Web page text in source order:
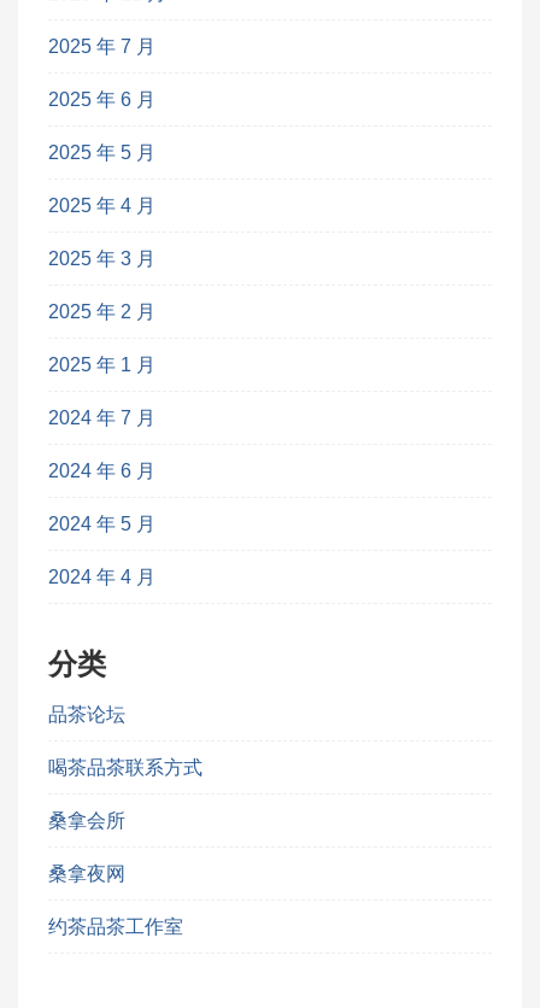
2025 年 7 月
2025 年 6 月
2025 年 5 月
2025 年 4 月
2025 年 3 月
2025 年 2 月
2025 年 1 月
2024 年 7 月
2024 年 6 月
2024 年 5 月
2024 年 4 月
分类
品茶论坛
喝茶品茶联系方式
桑拿会所
桑拿夜网
约茶品茶工作室